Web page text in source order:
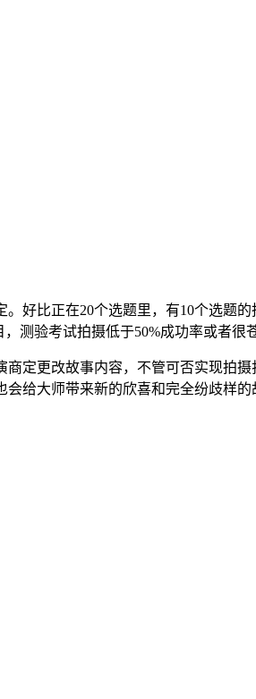
比正在20个选题里，有10个选题的
测验考试拍摄低于50%成功率或者很
更改故事内容，不管可否实现拍摄
给大师带来新的欣喜和完全纷歧样的